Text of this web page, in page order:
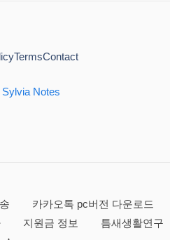
Sylvia Notes
TermsContact
카카오톡 pc버전 다운로드
지원금 정보
틈새생활연구